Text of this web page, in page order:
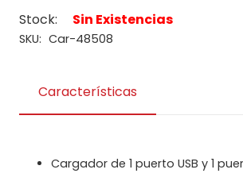
Stock: Sin Existencias
SKU: Car-48508
Características
Cargador de 1 puerto USB y 1